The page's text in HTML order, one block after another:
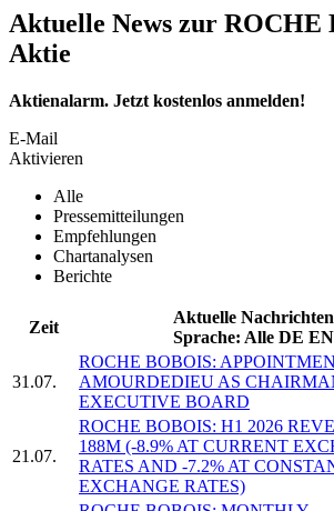
Aktuelle News zur ROCHE
Aktie
Aktienalarm. Jetzt kostenlos anmelden!
E-Mail
Aktivieren
Alle
Pressemitteilungen
Empfehlungen
Chartanalysen
Berichte
Zeit
Aktuelle Nachrichten
Sprache: Alle DE EN
31.07.
ROCHE BOBOIS:
AMOURDEDIEU AS
EXECUTIVE BOARD
21.07.
ROCHE BOBOIS: H1 2026
188M (-8.9% AT CURRENT
RATES AND -7.2% AT
EXCHANGE RATES)